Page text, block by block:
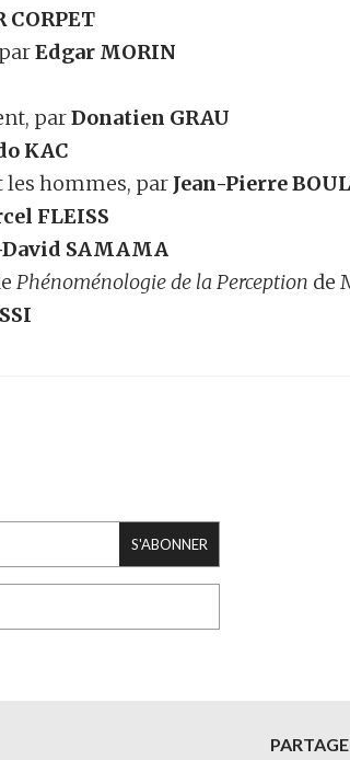
CORPET
Edgar MORIN
parDonatien GRAU
KAC
les hommes, par Jean-Pierre
FLEISS
SAMAMA
Phénoménologie de la Perception de
S'ABONNER